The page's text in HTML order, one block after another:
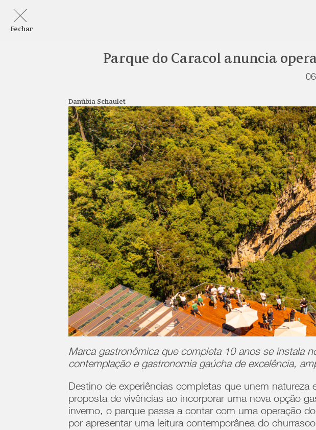
Fechar
Parque do Caracol anuncia
Danúbia Schaulet
Marca gastronômica que completa 10 anos se instala
contemplação e gastronomia gaúcha de excelência,
Destino de experiências completas que unem
proposta de vivências ao incorporar uma nova opção
inverno, o parque passa a contar com uma operação
por apresentar uma leitura contemporânea do